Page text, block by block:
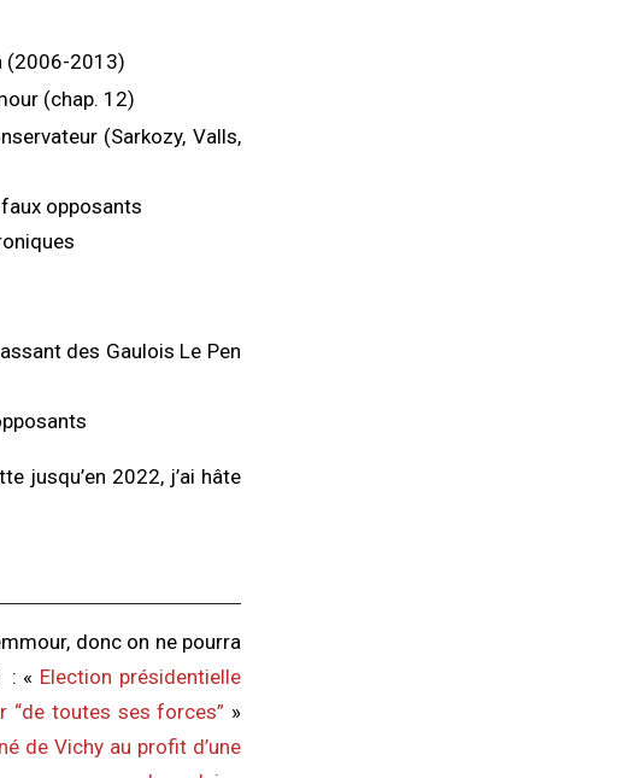
(2006-2013)
(chap. 12)
(Sarkozy, Valls,
opposants
des Gaulois Le Pen
jusqu’en 2022, j’ai hâte
donc on ne pourra
: « Election présidentielle
“de toutes ses forces” »
de Vichy au profit d’une